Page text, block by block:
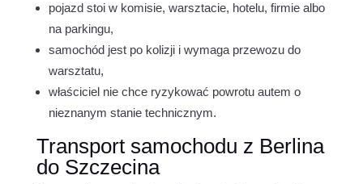
pojazd stoi w komisie, warsztacie, hotelu, firmie albo
na parkingu,
samochód jest po kolizji i wymaga przewozu do
warsztatu,
właściciel nie chce ryzykować powrotu autem o
nieznanym stanie technicznym.
Transport samochodu z Berlina
do Szczecina